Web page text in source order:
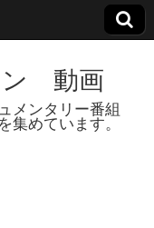
ン 動画
メンタリー番組
集めています。